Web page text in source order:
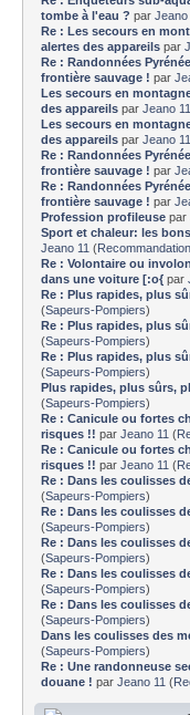
tombe à l'eau ? par Jeano
Re : Les secours en
alertes des appareilspar
Re : Randonnées
frontière sauvage ! par
Les secours en
des appareilspar Jeano 11
Les secours en
des appareilspar Jeano 11
Re : Randonnées
frontière sauvage ! par
Re : Randonnées
frontière sauvage ! par
Profession profileuse par
Sport et chaleur: les
Jeano 11 (
Re : Volontaire ou
dans une voiture [:o{par
Re : Plus rapides, plus
(Sapeurs-Pompiers)
Re : Plus rapides, plus
(Sapeurs-Pompiers)
Re : Plus rapides, plus
(Sapeurs-Pompiers)
Plus rapides, plus sûrs,
(Sapeurs-Pompiers)
Re : Canicule ou fortes
risques !! par Jeano 11 (
Re : Canicule ou fortes
risques !! par Jeano 11 (
Re : Dans les coulisses
(Sapeurs-Pompiers)
Re : Dans les coulisses
(Sapeurs-Pompiers)
Re : Dans les coulisses
(Sapeurs-Pompiers)
Re : Dans les coulisses
(Sapeurs-Pompiers)
Re : Dans les coulisses
(Sapeurs-Pompiers)
Dans les coulisses des
(Sapeurs-Pompiers)
Re : Une randonneuse
douane ! par Jeano 11 (